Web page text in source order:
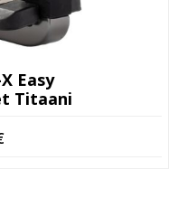
Easy
Titaani